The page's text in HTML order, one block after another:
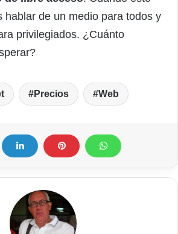
hablar de un medio para todos y
privilegiados. ¿Cuánto
Precios Web